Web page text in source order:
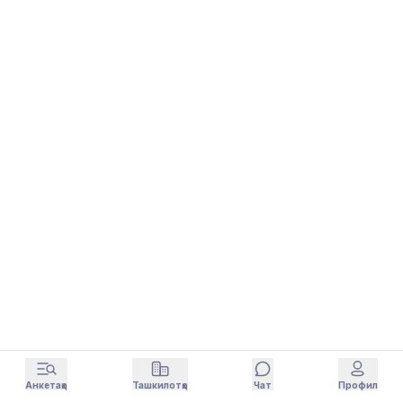
Анкетаҳо Ташкилотҳо Чат Профил